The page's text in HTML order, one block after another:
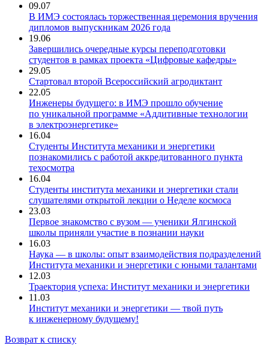
09.07
В ИМЭ состоялась торжественная церемония вручения
дипломов выпускникам 2026 года
19.06
Завершились очередные курсы переподготовки
студентов в рамках проекта «Цифровые кафедры»
29.05
Стартовал второй Всероссийский агродиктант
22.05
Инженеры будущего: в ИМЭ прошло обучение
по уникальной программе «Аддитивные технологии
в электроэнергетике»
16.04
Студенты Института механики и энергетики
познакомились с работой аккредитованного пункта
техосмотра
16.04
Студенты института механики и энергетики стали
слушателями открытой лекции о Неделе космоса
23.03
Первое знакомство с вузом — ученики Ялгинской
школы приняли участие в познании науки
16.03
Наука — в школы: опыт взаимодействия подразделений
Института механики и энергетики с юными талантами
12.03
Траектория успеха: Институт механики и энергетики
11.03
Институт механики и энергетики — твой путь
к инженерному будущему!
Возврат к списку